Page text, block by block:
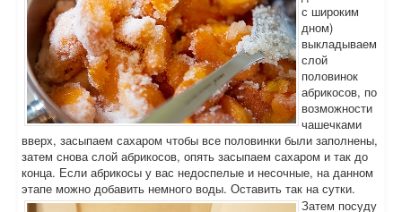
с широким
дном)
выкладываем
слой
половинок
абрикосов, по
возможности
чашечками
вверх, засыпаем сахаром чтобы все половинки были заполнены,
затем снова слой абрикосов, опять засыпаем сахаром и так до
конца. Если абрикосы у вас недоспелые и несочные, на данном
этапе можно добавить немного воды. Оставить так на сутки.
Затем посуду